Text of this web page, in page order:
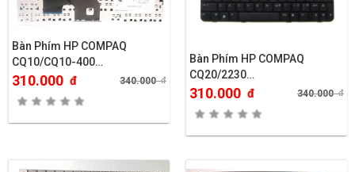
Bàn Phím HP COMPAQ
CQ10/CQ10-400…
310.000 đ 340.000đ
Bàn Phím HP COMPAQ
CQ20/2230…
310.000 đ 340.000đ